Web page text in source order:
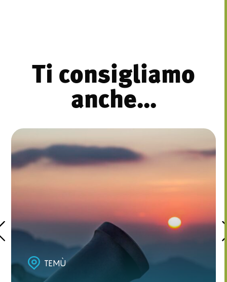
Ti consigliamo
anche...
TEMÙ